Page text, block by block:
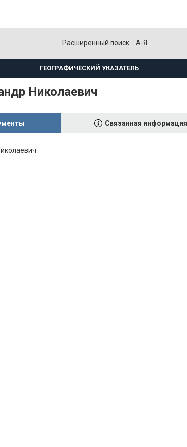
Расширенный поиск А-Я
ГЕОГРАФИЧЕСКИЙ УКАЗАТЕЛЬ
Николаевич
Связанная информация